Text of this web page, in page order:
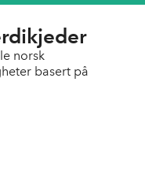
norsk
basert på